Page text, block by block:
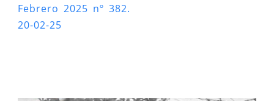
Febrero 2025 nº 382.
20-02-25